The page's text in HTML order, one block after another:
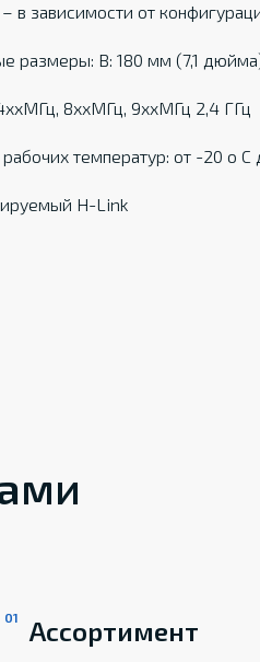
в зависимости от
размеры: В: 180 мм (7,1
8ххМГц, 9ххМГц 2,4 ГГц
температур: от -20 о С
H-Link
Ассортимент